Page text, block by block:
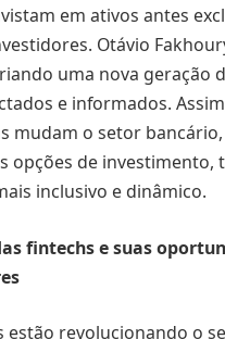
em ativos antes
Otávio
uma nova geração
e informados.
mudam o setor
opções de investimento,
inclusivo e dinâmico.
fintechs e suas
estão revolucionando o